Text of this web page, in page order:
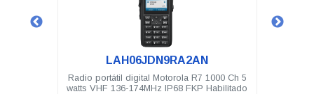
.
LAH06JDN9RA2AN
Radio portátil digital Motorola R7 1000 Ch 5
watts VHF 136-174MHz IP68 FKP Habilitado